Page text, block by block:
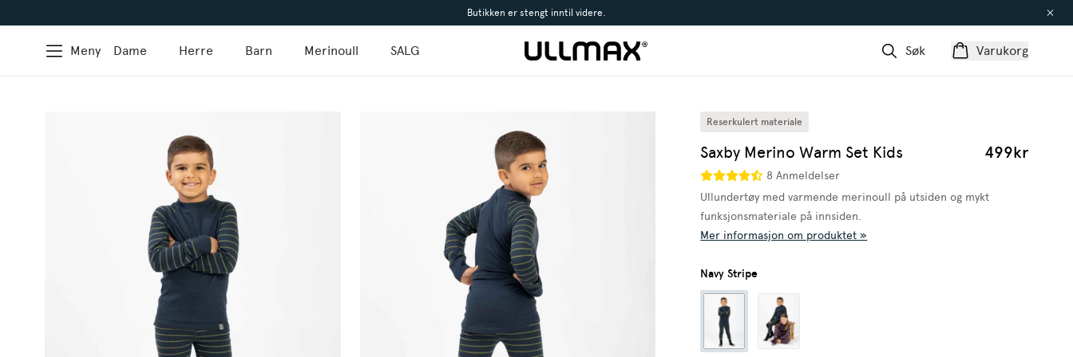
Butikken er stengt inntil videre.
Meny Dame Herre Barn Merinoull SALG Søk Varukorg
Reserkulert materiale
Saxby Merino Warm Set Kids 499kr
8 Anmeldelser
Ullundertøy med varmende merinoull på utsiden og mykt
funksjonsmateriale på innsiden.
Mer informasjon om produktet »
Navy Stripe